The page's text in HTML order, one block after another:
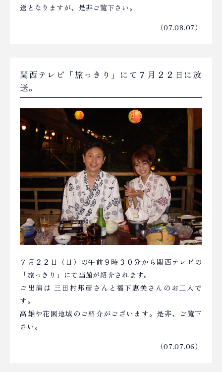
送となりますが、是非ご覧下さい。
（07.08.07）
関西テレビ「旅っきり」にて７月２２日に放
送。
７月２２日（日）の午前９時３０分から関西テレビの
「旅っきり」にて当館が紹介されます。
ご出演は 三田村邦彦さんと福下恵美さんのお二人で
す。
高雄や花園地域のご紹介がございます。是非、ご覧下
さい。
（07.07.06）